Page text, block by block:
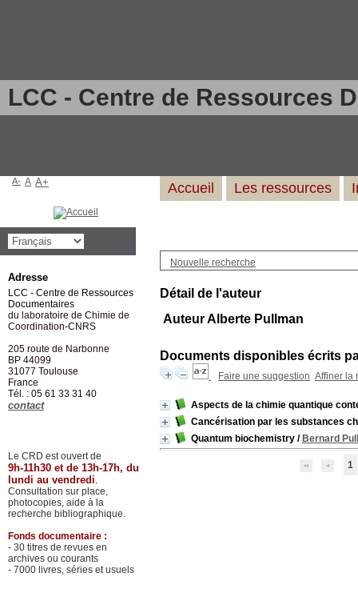
LCC - Centre de Ressources
Nouvelle recherche
Détail de l'auteur
Auteur Alberte Pullman
Documents disponibles écrits
Faire une suggestion Affiner la
Aspects de la chimie quantique
Cancérisation par les substances
Quantum biochemistry / Bernard
1
Accueil Les ressources
A- A A+
Adresse
LCC - Centre de Ressources
Documentaires
du laboratoire de Chimie de
Coordination-CNRS
205 route de Narbonne
BP 44099
31077 Toulouse
France
Tél. : 05 61 33 31 40
contact
Le CRD est ouvert de
9h-11h30 et de 13h-17h, du
lundi au vendredi.
Consultation sur place,
photocopies, aide à la
recherche bibliographique.
Fonds documentaire :
- 30 titres de revues en
archives ou courants
- 7000 livres, séries et usuels